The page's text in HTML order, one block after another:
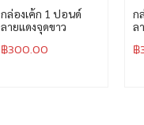
กล่องเค้ก 1 ปอนด์
ลายแดงจุดขาว
฿300.00
ก
ล
฿